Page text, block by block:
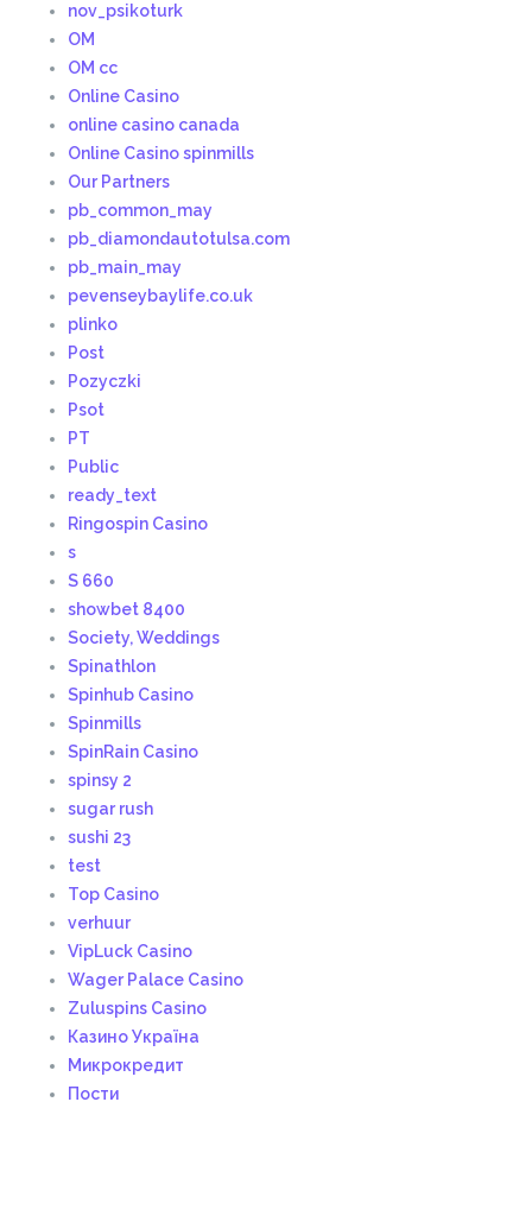
nov_psikoturk
OM
OM cc
Online Casino
online casino canada
Online Casino spinmills
Our Partners
pb_common_may
pb_diamondautotulsa.com
pb_main_may
pevenseybaylife.co.uk
plinko
Post
Pozyczki
Psot
PT
Public
ready_text
Ringospin Casino
s
S 660
showbet 8400
Society, Weddings
Spinathlon
Spinhub Casino
Spinmills
SpinRain Casino
spinsy 2
sugar rush
sushi 23
test
Top Casino
verhuur
VipLuck Casino
Wager Palace Casino
Zuluspins Casino
Казино Україна
Микрокредит
Пости